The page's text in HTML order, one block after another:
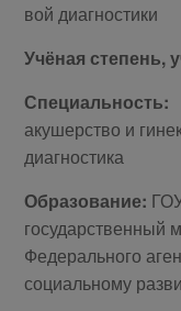
вой ди­а­гно­сти­ки
Учёная степень,
Специальность:
акушерство и
диагностика
Образование:
государственный
Федерального
социальному